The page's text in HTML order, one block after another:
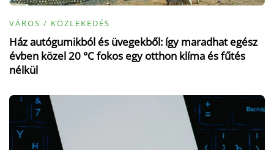
VÁROS / KÖZLEKEDÉS
Ház autógumikból és üvegekből: így maradhat egész
évben közel 20 °C fokos egy otthon klíma és fűtés
nélkül